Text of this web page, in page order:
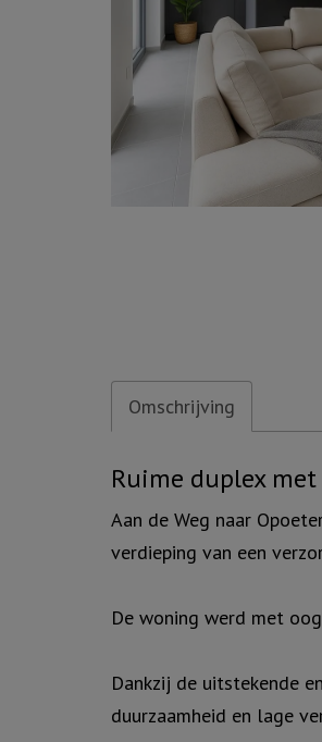
Omschrijving
Omschrijving
Ruime duplex
Aan de Weg naar
verdieping van een
De woning werd met
Dankzij de uitstekende
duurzaamheid en lage